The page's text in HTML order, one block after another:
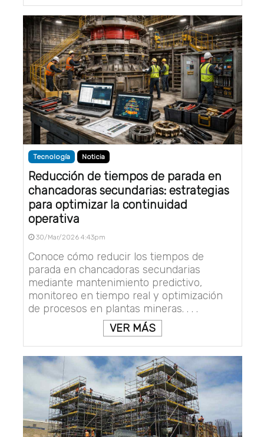
Tecnología Noticia
Reducción de tiempos de parada en
chancadoras secundarias: estrategias
para optimizar la continuidad
operativa
30/Mar/2026 4:43pm
Conoce cómo reducir los tiempos de
parada en chancadoras secundarias
mediante mantenimiento predictivo,
monitoreo en tiempo real y optimización
de procesos en plantas mineras. . . .
VER MÁS